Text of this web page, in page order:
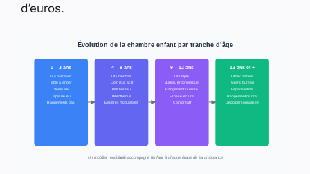
d’euros.
Évolution de la chambre enfant par tranche d’âge
0 – 3 ans
Lit à barreaux
Table à langer
Veilleuse
Tapis de jeu
Rangements bas
4 – 8 ans
Lit junior bas
Coin jeux actif
Petit bureau
Bibliothèque
Étagères modulables
9 – 12 ans
Lit simple
Bureau ergonomique
Rangement scolaire
Espace lecture
Coin créatif
13 ans et +
Lit mezzanine
Grand bureau
Espace intime
Rangement discret
Déco personnalisée
Un mobilier modulable accompagne l’enfant à chaque étape de sa croissance